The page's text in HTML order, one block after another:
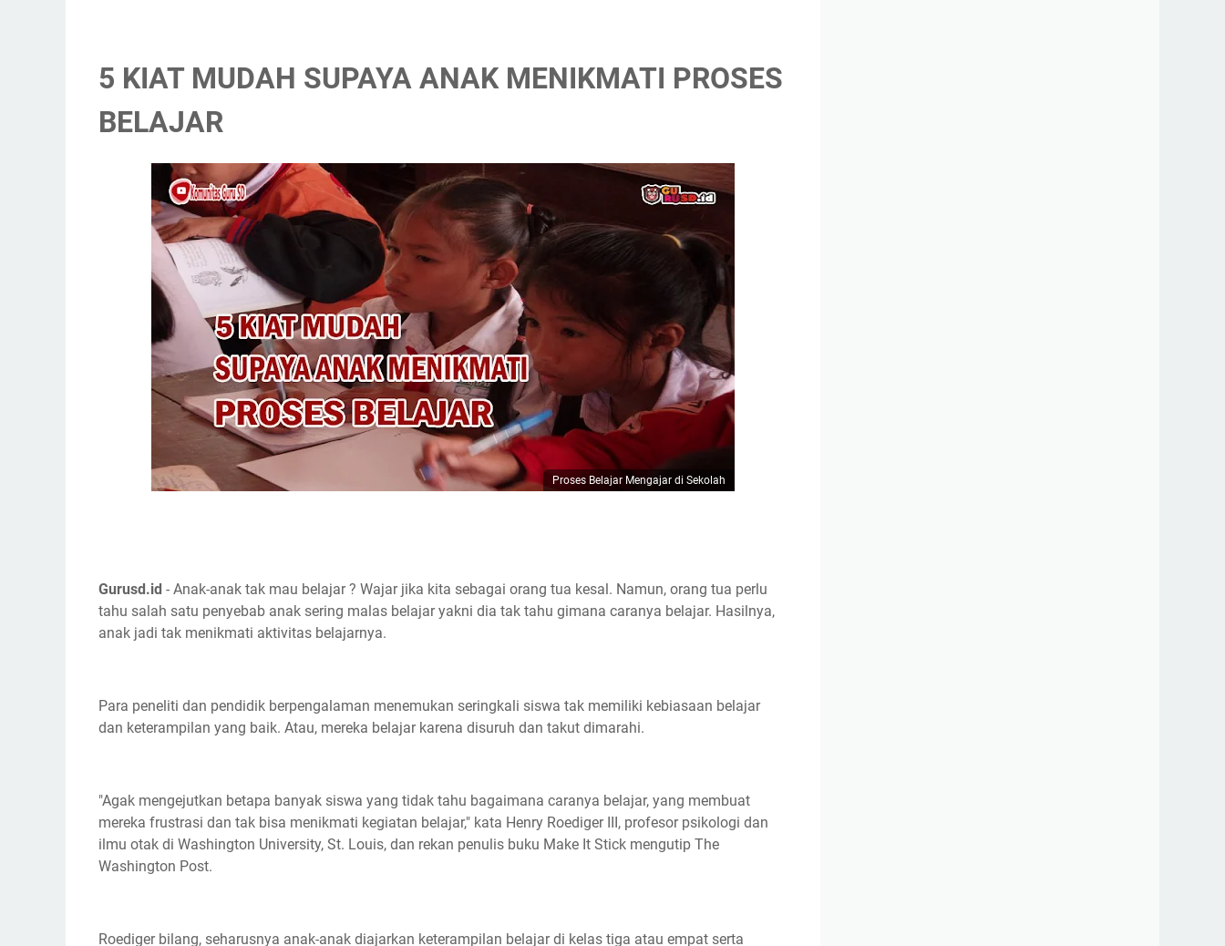
5 KIAT MUDAH SUPAYA ANAK MENIKMATI PROSES
BELAJAR
Proses Belajar Mengajar di Sekolah
Gurusd.id - Anak-anak tak mau belajar ? Wajar jika kita sebagai orang tua kesal. Namun, orang tua perlu
tahu salah satu penyebab anak sering malas belajar yakni dia tak tahu gimana caranya belajar. Hasilnya,
anak jadi tak menikmati aktivitas belajarnya.
Para peneliti dan pendidik berpengalaman menemukan seringkali siswa tak memiliki kebiasaan belajar
dan keterampilan yang baik. Atau, mereka belajar karena disuruh dan takut dimarahi.
"Agak mengejutkan betapa banyak siswa yang tidak tahu bagaimana caranya belajar, yang membuat
mereka frustrasi dan tak bisa menikmati kegiatan belajar," kata Henry Roediger III, profesor psikologi dan
ilmu otak di Washington University, St. Louis, dan rekan penulis buku Make It Stick mengutip The
Washington Post.
Roediger bilang, seharusnya anak-anak diajarkan keterampilan belajar di kelas tiga atau empat serta